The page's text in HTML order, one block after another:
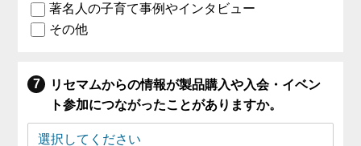
著名人の子育て事例やインタビュー
その他
リセマムからの情報が製品購入や入会・イベン
ト参加につながったことがありますか。